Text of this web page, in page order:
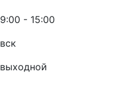
9:00 - 15:00
вск
выходной